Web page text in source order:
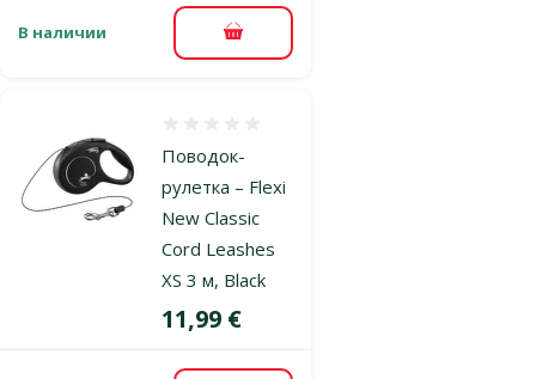
В наличии В корзину
Поводок-
рулетка – Flexi
New Classic
Cord Leashes
XS 3 м, Black
Цена
11,99 €